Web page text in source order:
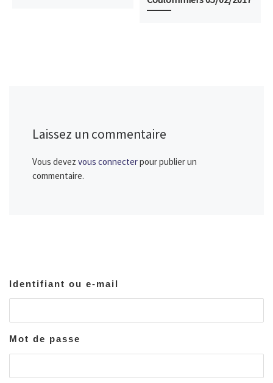
Laissez un commentaire
Vous devez vous connecterpour publier un
commentaire.
Identifiant ou e-mail
Mot de passe